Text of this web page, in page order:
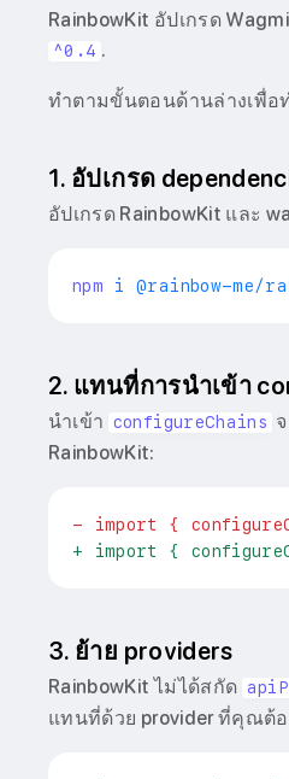
RainbowKit อัปเกรด
^0.4 .
ทำตามขั้นตอนด้านล่างเพื่อ
1. อัปเกรด
อัปเกรด RainbowKit และ
npm
2. แทนที่การนำเข้า
นำเข้า configureChains
RainbowKit:
- import {
+ import {
3. ย้าย providers
RainbowKit ไม่ได้สกัด
แทนที่ด้วย provider ที่คุณต้อ